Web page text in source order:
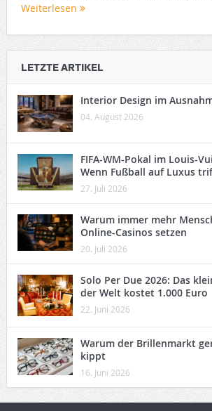
Weiterlesen
LETZTE ARTIKEL
Interior Design im
04. August 2026
FIFA-WM-Pokal im Louis-
Wenn Fußball auf Luxus
27. Juli 2026
Warum immer mehr
Online-Casinos setzen
20. Juli 2026
Solo Per Due 2026: Das
der Welt kostet 1.000 Euro
22. Juni 2026
Warum der Brillenmarkt
kippt
16. Juni 2026